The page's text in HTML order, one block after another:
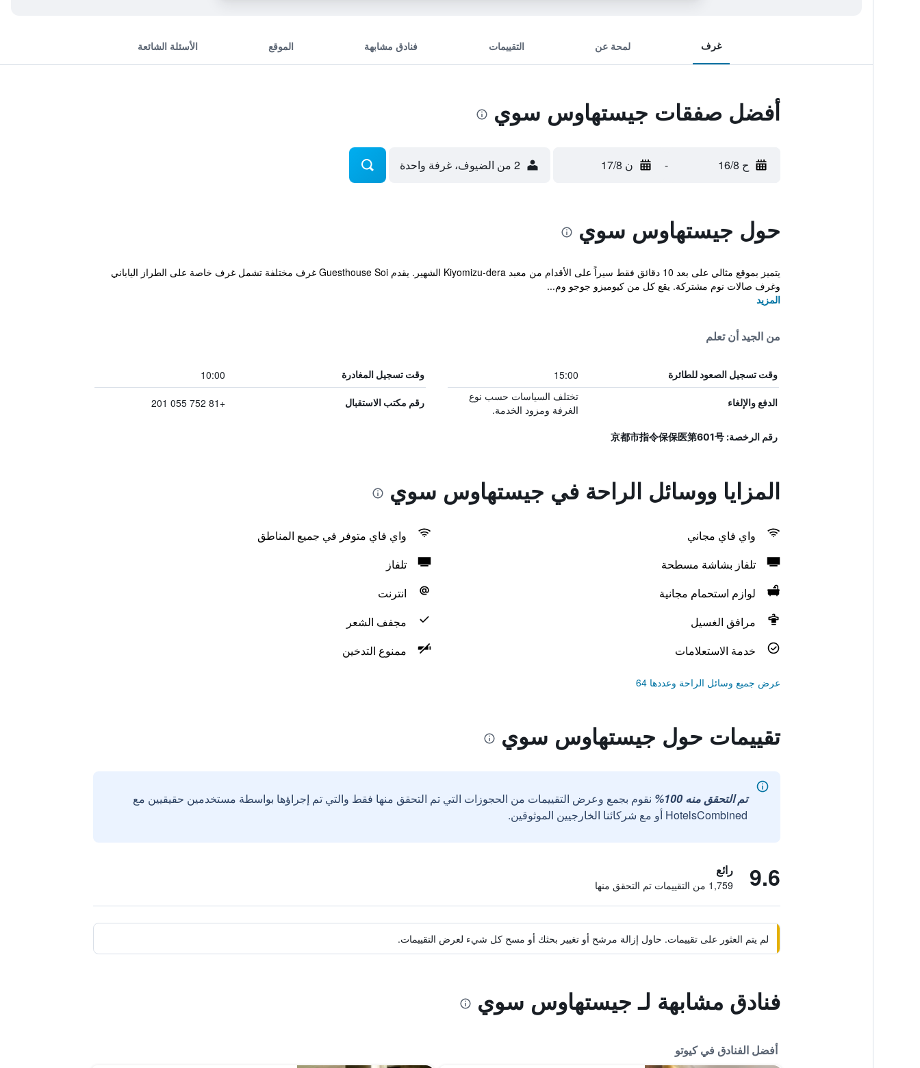
غرف لمحة عن التقييمات فنادق مشابهة الموقع الأسئلة الشائعة
أفضل صفقات جيستهاوس سوي
ح 16/8 - ن 17/8 2 من الضيوف، غرفة واحدة
حول جيستهاوس سوي
يتميز بموقع مثالي على بعد 10 دقائق فقط سيراً على الأقدام من معبد Kiyomizu-dera الشهير. يقدم Guesthouse Soi غرف مختلفة تشمل غرف خاصة على الطراز الياباني
وغرف صالات نوم مشتركة. يقع كل من كيوميزو جوجو وم...
المزيد
من الجيد أن تعلم
وقت تسجيل الصعود للطائرة 15:00 وقت تسجيل المغادرة 10:00
الدفع والإلغاء
تختلف السياسات حسب نوع
الغرفة ومزود الخدمة.
رقم مكتب الاستقبال +81 752 055 201
رقم الرخصة: 京都市指令保保医第601号
المزايا ووسائل الراحة في جيستهاوس سوي
واي فاي مجاني
واي فاي متوفر في جميع المناطق
تلفاز بشاشة مسطحة
تلفاز
لوازم استحمام مجانية
انترنت
مرافق الغسيل
مجفف الشعر
خدمة الاستعلامات
ممنوع التدخين
عرض جميع وسائل الراحة وعددها 64
تقييمات حول جيستهاوس سوي
تم التحقق منه 100%
نقوم بجمع وعرض التقييمات من الحجوزات التي تم التحقق منها فقط والتي تم إجراؤها بواسطة مستخدمين حقيقيين مع
HotelsCombined أو مع شركائنا الخارجيين الموثوقين.
9.6 رائع
1,759 من التقييمات تم التحقق منها
لم يتم العثور على تقييمات. حاول إزالة مرشح أو تغيير بحثك أو مسح كل شيء لعرض التقييمات.
فنادق مشابهة لـ جيستهاوس سوي
أفضل الفنادق في كيوتو